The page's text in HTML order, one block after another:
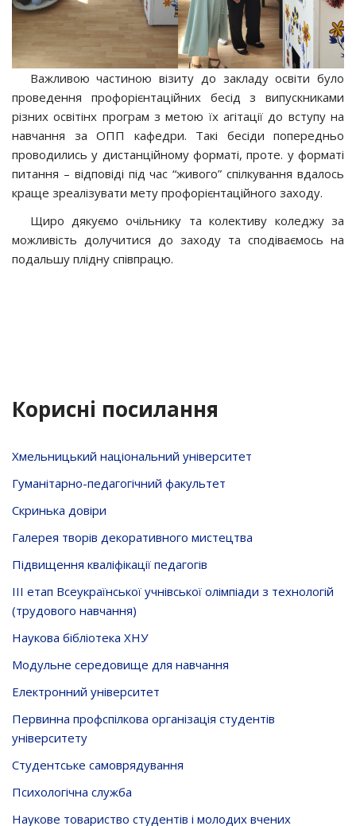
Важливою частиною візиту до закладу освіти було
проведення профорієнтаційних бесід з випускниками
різних освітінх програм з метою їх агітації до вступу на
навчання за ОПП кафедри. Такі бесіди попередньо
проводились у дистанційному форматі, проте. у форматі
питання – відповіді під час “живого” спілкування вдалось
краще зреалізувати мету профорієнтаційного заходу.
Щиро дякуємо очільнику та колективу коледжу за
можливість долучитися до заходу та сподіваємось на
подальшу плідну співпрацю.
Корисні посилання
Хмельницький національний університет
Гуманітарно-педагогічний факультет
Скринька довiри
Галерея творів декоративного мистецтва
Підвищення кваліфікації педагогів
ІІІ етап Всеукраїнської учнівської олімпіади з технологій
(трудового навчання)
Наукова бібліотека ХНУ
Модульне середовище для навчання
Електронний університет
Первинна профспілкова організація студентів
університету
Студентське самоврядування
Психологічна служба
Наукове товариство студентів і молодих вчених